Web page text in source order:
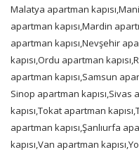
Malatya apartman
apartman kapısı,Mardin
apartman kapısı,Nevşehir
kapısı,Ordu apartman
apartman kapısı,Samsun
Sinop apartman kapısı,Sivas
kapısı,Tokat apartman
apartman kapısı,Şanlıurfa
kapısı,Van apartman